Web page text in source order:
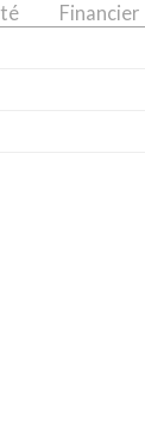
Financier